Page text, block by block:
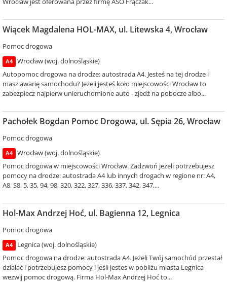
Wiącek Magdalena HOL-MAX, ul. Litewska 4, Wrocław
Pomoc drogowa
A4
Wrocław (woj. dolnośląskie)
Autopomoc drogowa na drodze: autostrada A4. Jesteś na tej drodze i
masz awarię samochodu? Jeżeli jesteś koło miejscowości Wrocław to
zabezpiecz najpierw unieruchomione auto - zjedź na pobocze albo...
Pachołek Bogdan Pomoc Drogowa, ul. Sępia 26, Wrocław
Pomoc drogowa
A4
Wrocław (woj. dolnośląskie)
Pomoc drogowa w miejscowości Wrocław. Zadzwoń jeżeli potrzebujesz
pomocy na drodze: autostrada A4 lub innych drogach w regione nr: A4,
A8, S8, 5, 35, 94, 98, 320, 322, 327, 336, 337, 342, 347,...
Hol-Max Andrzej Hoć, ul. Bagienna 12, Legnica
Pomoc drogowa
A4
Legnica (woj. dolnośląskie)
Pomoc drogowa na drodze: autostrada A4. Jeżeli Twój samochód przestał
działać i potrzebujesz pomocy i jeśli jestes w pobliżu miasta Legnica
wezwij pomoc drogową. Firma Hol-Max Andrzej Hoć to...